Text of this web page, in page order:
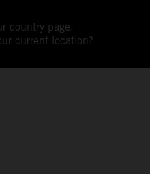
country page.
current location?